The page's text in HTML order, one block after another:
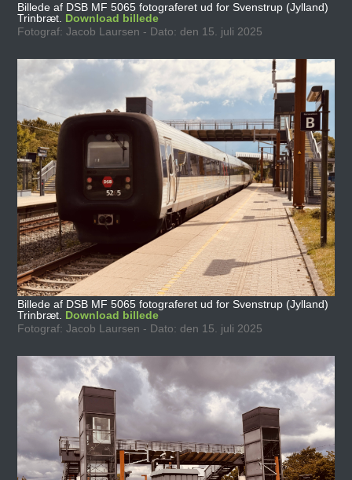
Billede af DSB MF 5065 fotograferet ud for Svenstrup (Jylland)
Trinbræt. Download billede
Fotograf: Jacob Laursen - Dato: den 15. juli 2025
Billede af DSB MF 5065 fotograferet ud for Svenstrup (Jylland)
Trinbræt. Download billede
Fotograf: Jacob Laursen - Dato: den 15. juli 2025